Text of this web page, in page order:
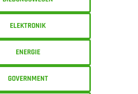
ELEKTRONIK
ENERGIE
GOVERNMENT